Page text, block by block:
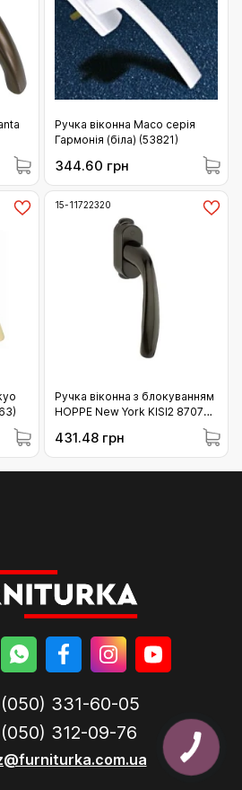
Ручка віконна Масо серія
Гармонія (біла) (53821)
344.60 грн
15-11722320
Ручка віконна з блокуванням
HOPPE New York KISI2 8707
431.48 грн
331-60-05
312-09-76